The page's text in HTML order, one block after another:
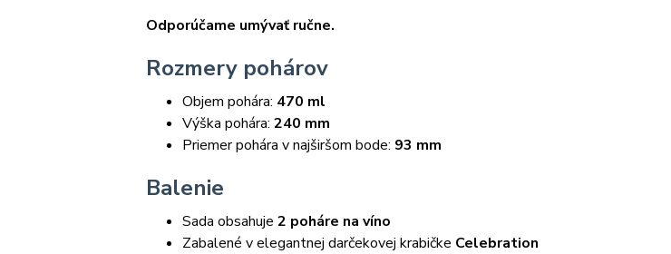
Odporúčame umývať ručne.
Rozmery pohárov
Objem pohára: 470 ml
Výška pohára:240 mm
Priemer pohára v najširšom bode: 93 mm
Balenie
Sada obsahuje2 poháre na víno
Zabalené v elegantnej darčekovej krabičke Celebration